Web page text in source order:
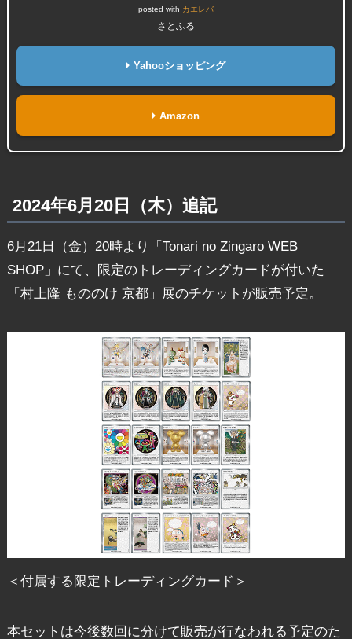
posted with カエレバ
さとふる
Yahooショッピング
Amazon
2024年6月20日（木）追記
6月21日（金）20時より「Tonari no Zingaro WEB
SHOP」にて、限定のトレーディングカードが付いた
「村上隆 もののけ 京都」展のチケットが販売予定。
＜付属する限定トレーディングカード＞
本セットは今後数回に分けて販売が行なわれる予定のた